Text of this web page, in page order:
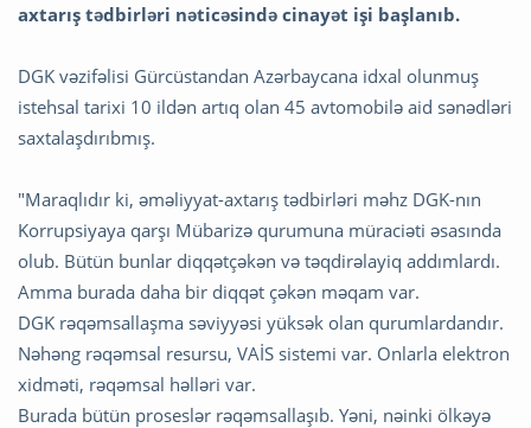
axtarış tədbirləri nəticəsində cinayət işi başlanıb.
DGK vəzifəlisi Gürcüstandan Azərbaycana idxal olunmuş
istehsal tarixi 10 ildən artıq olan 45 avtomobilə aid sənədləri
saxtalaşdırıbmış.
"Maraqlıdır ki, əməliyyat-axtarış tədbirləri məhz DGK-nın
Korrupsiyaya qarşı Mübarizə qurumuna müraciəti əsasında
olub. Bütün bunlar diqqətçəkən və təqdirəlayiq addımlardı.
Amma burada daha bir diqqət çəkən məqam var.
DGK rəqəmsallaşma səviyyəsi yüksək olan qurumlardandır.
Nəhəng rəqəmsal resursu, VAİS sistemi var. Onlarla elektron
xidməti, rəqəmsal həlləri var.
Burada bütün proseslər rəqəmsallaşıb. Yəni, nəinki ölkəyə